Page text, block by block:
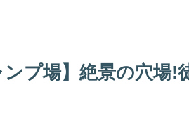
ンプ場】絶景の穴場!